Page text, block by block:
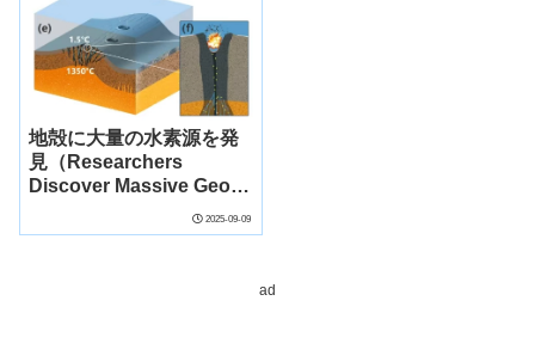
地殻に大量の水素源を発
見（Researchers
Discover Massive Geo-
Hydrogen Source to
West of Mussau
2025-09-09
ad